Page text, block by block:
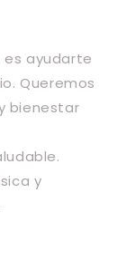
es ayudarte
Queremos
bienestar
y